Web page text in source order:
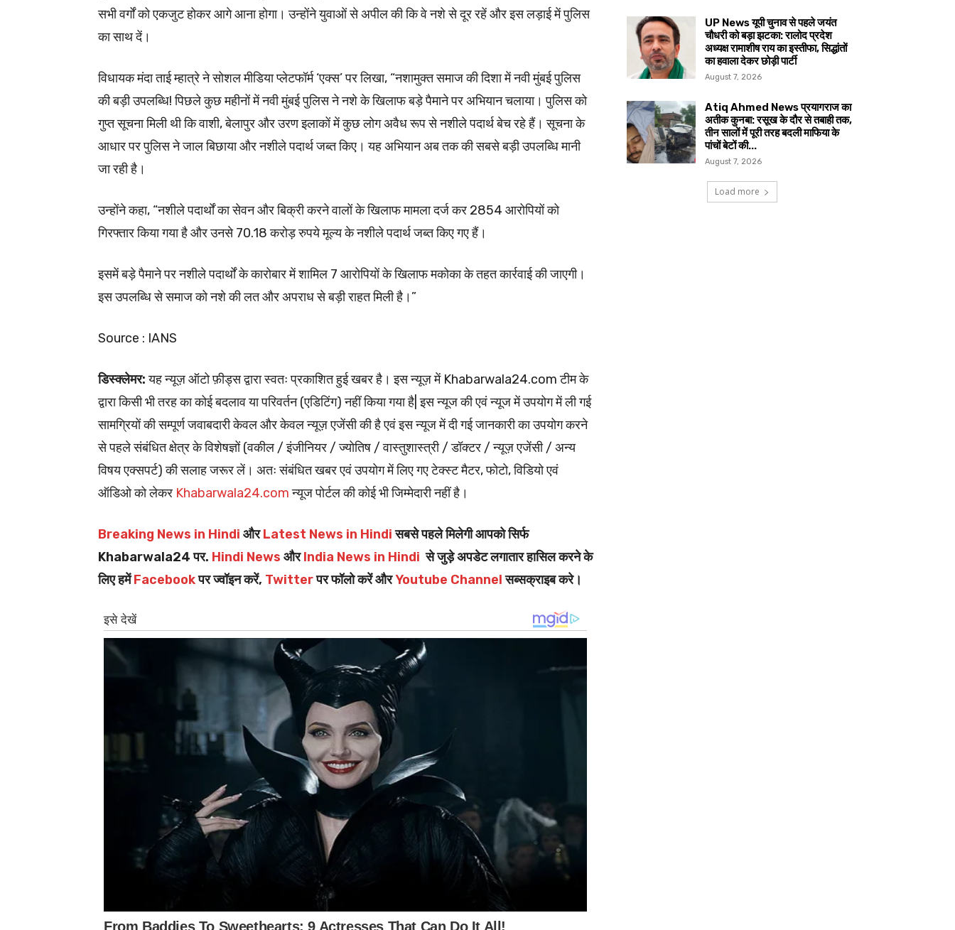
सभी वर्गों को एकजुट होकर आगे आना होगा। उन्होंने युवाओं से अपील की कि वे नशे से दूर रहें और इस लड़ाई में पुलिस
का साथ दें।
विधायक मंदा ताई म्हात्रे ने सोशल मीडिया प्लेटफॉर्म ‘एक्स’ पर लिखा, “नशामुक्त समाज की दिशा में नवी मुंबई पुलिस
की बड़ी उपलब्धि! पिछले कुछ महीनों में नवी मुंबई पुलिस ने नशे के खिलाफ बड़े पैमाने पर अभियान चलाया। पुलिस को
गुप्त सूचना मिली थी कि वाशी, बेलापुर और उरण इलाकों में कुछ लोग अवैध रूप से नशीले पदार्थ बेच रहे हैं। सूचना के
आधार पर पुलिस ने जाल बिछाया और नशीले पदार्थ जब्त किए। यह अभियान अब तक की सबसे बड़ी उपलब्धि मानी
जा रही है।
उन्होंने कहा, “नशीले पदार्थों का सेवन और बिक्री करने वालों के खिलाफ मामला दर्ज कर 2854 आरोपियों को
गिरफ्तार किया गया है और उनसे 70.18 करोड़ रुपये मूल्य के नशीले पदार्थ जब्त किए गए हैं।
इसमें बड़े पैमाने पर नशीले पदार्थों के कारोबार में शामिल 7 आरोपियों के खिलाफ मकोका के तहत कार्रवाई की जाएगी।
इस उपलब्धि से समाज को नशे की लत और अपराध से बड़ी राहत मिली है।”
Source : IANS
डिस्क्लेमर:यह न्यूज़ ऑटो फ़ीड्स द्वारा स्वतः प्रकाशित हुई खबर है। इस न्यूज़ में Khabarwala24.com टीम के
द्वारा किसी भी तरह का कोई बदलाव या परिवर्तन (एडिटिंग) नहीं किया गया है| इस न्यूज की एवं न्यूज में उपयोग में ली गई
सामग्रियों की सम्पूर्ण जवाबदारी केवल और केवल न्यूज़ एजेंसी की है एवं इस न्यूज में दी गई जानकारी का उपयोग करने
से पहले संबंधित क्षेत्र के विशेषज्ञों (वकील / इंजीनियर / ज्योतिष / वास्तुशास्त्री / डॉक्टर / न्यूज़ एजेंसी / अन्य
विषय एक्सपर्ट) की सलाह जरूर लें। अतः संबंधित खबर एवं उपयोग में लिए गए टेक्स्ट मैटर, फोटो, विडियो एवं
ऑडिओ को लेकर Khabarwala24.comन्यूज पोर्टल की कोई भी जिम्मेदारी नहीं है।
Breaking News in Hindi औरLatest News in Hindiसबसे पहले मिलेगी आपको सिर्फ
Khabarwala24 पर. Hindi News औरIndia News in Hindi से जुड़े अपडेट लगातार हासिल करने के
लिए हमेंFacebookपर ज्वॉइन करें, Twitterपर फॉलो करें औरYoutube Channelसब्सक्राइब करे।
UP News यूपी चुनाव से पहले जयंत
चौधरी को बड़ा झटका: रालोद प्रदेश
अध्यक्ष रामाशीष राय का इस्तीफा, सिद्धांतों
का हवाला देकर छोड़ी पार्टी
August 7, 2026
Atiq Ahmed News प्रयागराज का
अतीक कुनबा: रसूख के दौर से तबाही तक,
तीन सालों में पूरी तरह बदली माफिया के
पांचों बेटों की...
August 7, 2026
Load more